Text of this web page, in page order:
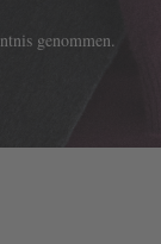
genommen.